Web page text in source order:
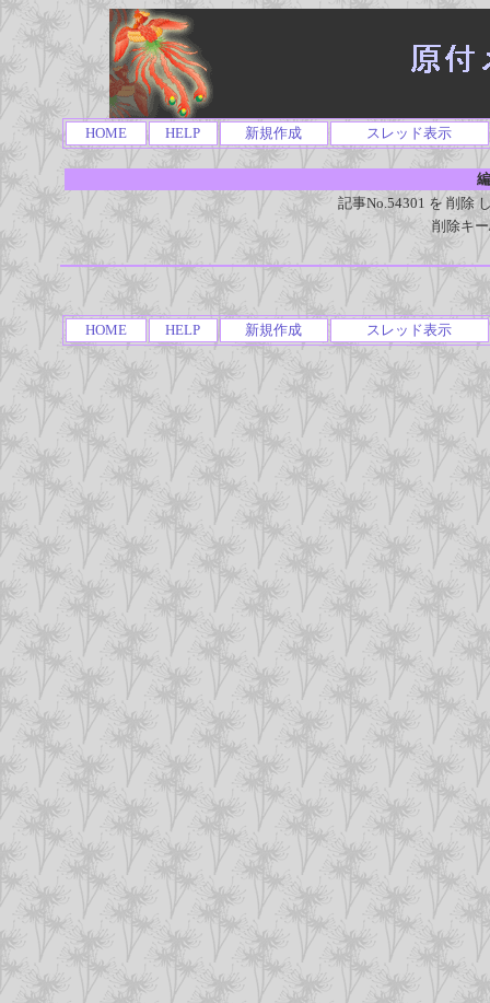
HOME HELP 新規作成 スレッド表示
記事No.54301 を 削除
削除キ
HOME HELP 新規作成 スレッド表示